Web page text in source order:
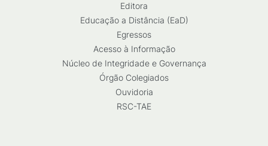
Editora
Educação a Distância (EaD)
Egressos
Acesso à Informação
Núcleo de Integridade e Governança
Órgão Colegiados
Ouvidoria
RSC-TAE